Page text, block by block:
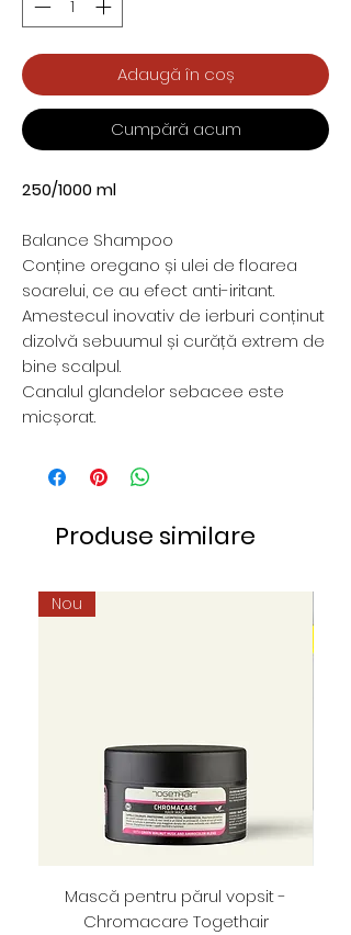
Adaugă în coș
Cumpără acum
250/1000 ml
Balance Shampoo
Conține oregano și ulei de floarea
soarelui, ce au efect anti-iritant.
Amestecul inovativ de ierburi conținut
dizolvă sebuumul și curăță extrem de
bine scalpul.
Canalul glandelor sebacee este
micșorat.
Produse similare
Nou
Mască pentru părul vopsit -
Chromacare Togethair